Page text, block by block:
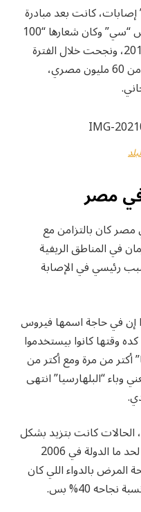
اللي وصلتلها مصر من “0” إصابات، كانت بعد مبادرة
رئيس الجمهورية للقضاء على فيروس “سي” وكان شعارها “100
مليون صحة”، واللي اتعملت سنة 2018، ونجحت خلال الفترة
دي كلها في إنها تعمل فحص لأكتر من 60 مليون مصري،
مصر
مصر كان بالتزامن مع
في المناطق الريفية
رئيسي في الإصابة
إن في حاجة اسمها فيروس
وقتها كانوا بيستخدموا
أكتر من مرة ومع أكتر من
“البلهارسيا” انتهى
كانت بتزيد بشكل
كبير بمعدل نص مليون حالة سنويًا، لحد ما الدولة في 2006
بالدواء اللي كان
40% بس.